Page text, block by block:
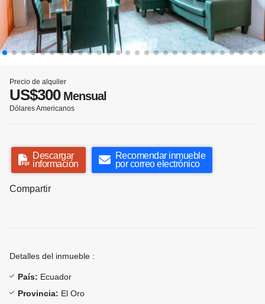
Precio de alquiler
US$300Mensual
Dólares Americanos
Descargar
información
Recomendar inmueble
por correo electrónico
Compartir
Detalles del inmueble :
País: Ecuador
Provincia: El Oro